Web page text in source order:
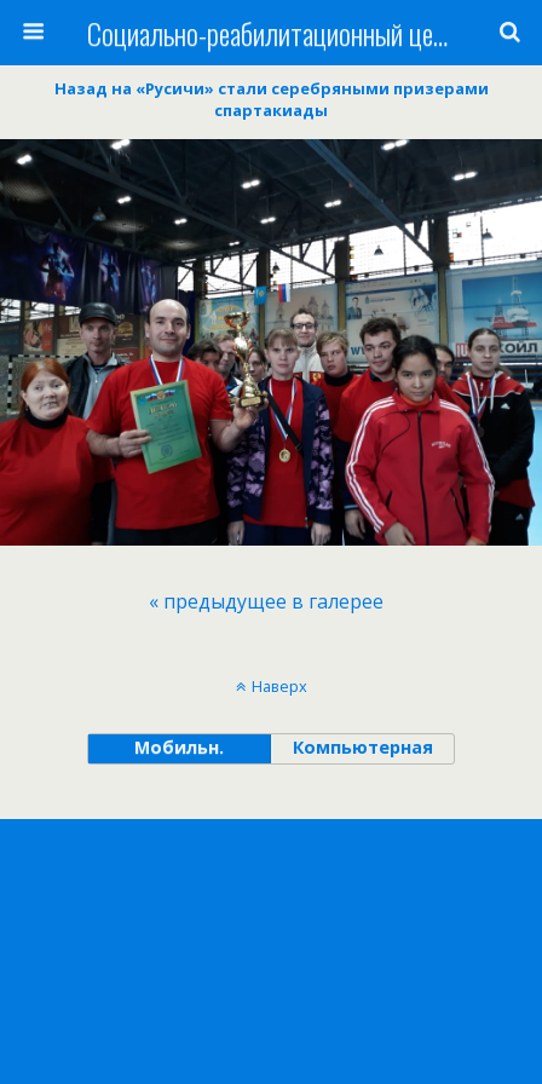
Cоциально-реабилитационный центр Русь
Назад на «Русичи» стали серебряными призерами
спартакиады
« предыдущее в галерее
Наверх
Мобильн. Компьютерная